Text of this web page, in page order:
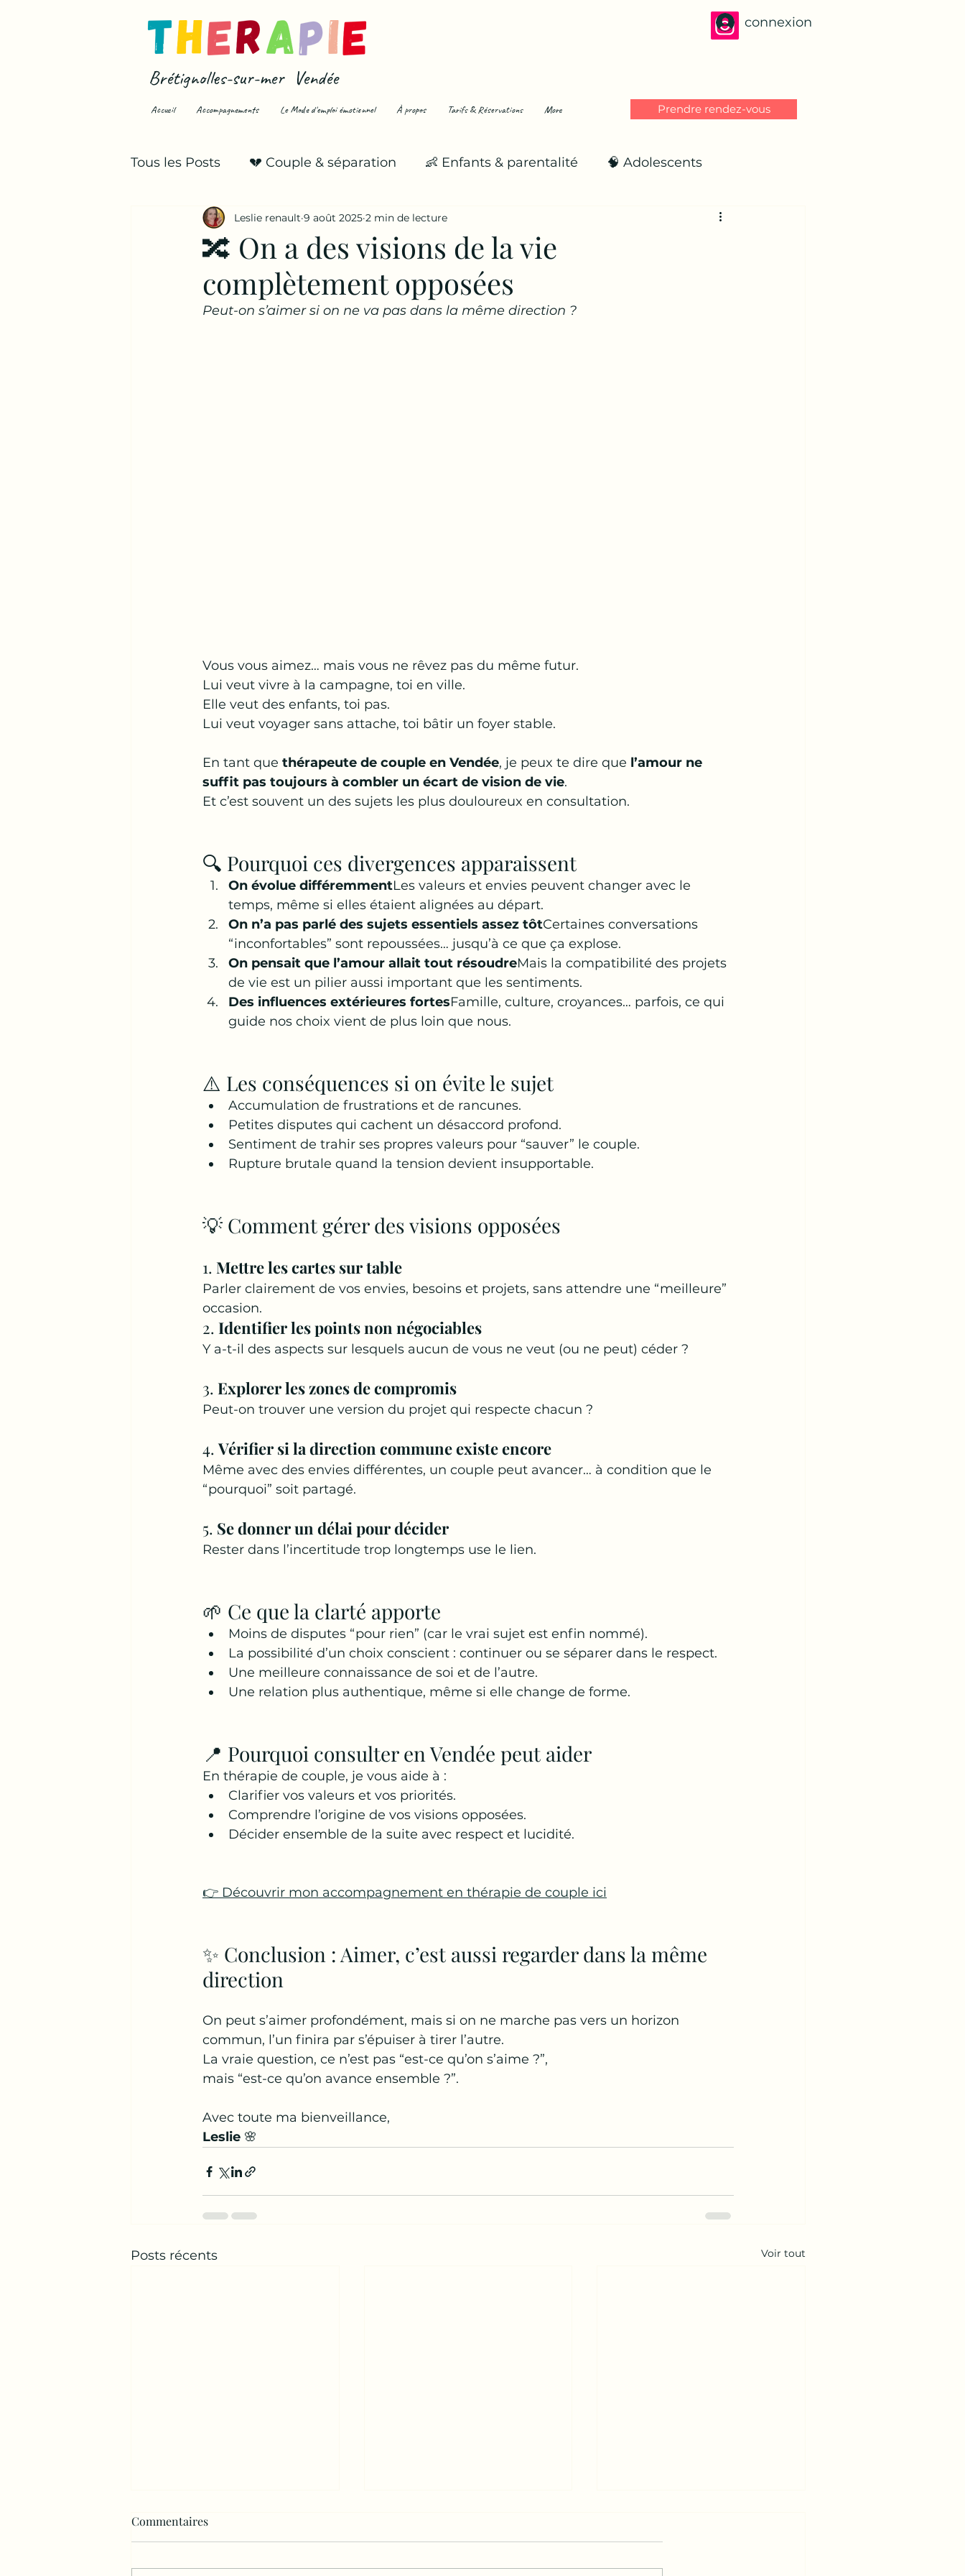
connexion
Brétignolles-sur-mer Vendée
Accueil Accompagnements Le Mode d'emploi émotionnel À propos Tarifs & Réservations More Prendre rendez-vous
Tous les Posts 💔 Couple & séparation 👶 Enfants & parentalité 🧠 Adolescents
💥 Infidélité & trahison 🌪️ Émotions fortes
🔀 On a des visions de la vie
complètement opposées
Leslie renault 9 août 2025 2 min de lecture
Peut-on s’aimer si on ne va pas dans la même direction ?
Vous vous aimez… mais vous ne rêvez pas du même futur.
Lui veut vivre à la campagne, toi en ville.
Elle veut des enfants, toi pas.
Lui veut voyager sans attache, toi bâtir un foyer stable.
En tant que thérapeute de couple en Vendée, je peux te dire que l’amour ne
suffit pas toujours à combler un écart de vision de vie.
Et c’est souvent un des sujets les plus douloureux en consultation.
🔍 Pourquoi ces divergences apparaissent
On évolue différemmentLes valeurs et envies peuvent changer avec le
temps, même si elles étaient alignées au départ.
On n’a pas parlé des sujets essentiels assez tôtCertaines conversations
“inconfortables” sont repoussées… jusqu’à ce que ça explose.
On pensait que l’amour allait tout résoudreMais la compatibilité des projets
de vie est un pilier aussi important que les sentiments.
Des influences extérieures fortesFamille, culture, croyances… parfois, ce qui
guide nos choix vient de plus loin que nous.
⚠️ Les conséquences si on évite le sujet
Accumulation de frustrations et de rancunes.
Petites disputes qui cachent un désaccord profond.
Sentiment de trahir ses propres valeurs pour “sauver” le couple.
Rupture brutale quand la tension devient insupportable.
💡 Comment gérer des visions opposées
1. Mettre les cartes sur table
Parler clairement de vos envies, besoins et projets, sans attendre une “meilleure”
occasion.
2. Identifier les points non négociables
Y a-t-il des aspects sur lesquels aucun de vous ne veut (ou ne peut) céder ?
3. Explorer les zones de compromis
Peut-on trouver une version du projet qui respecte chacun ?
4. Vérifier si la direction commune existe encore
Même avec des envies différentes, un couple peut avancer… à condition que le
“pourquoi” soit partagé.
5. Se donner un délai pour décider
Rester dans l’incertitude trop longtemps use le lien.
🌱 Ce que la clarté apporte
Moins de disputes “pour rien” (car le vrai sujet est enfin nommé).
La possibilité d’un choix conscient : continuer ou se séparer dans le respect.
Une meilleure connaissance de soi et de l’autre.
Une relation plus authentique, même si elle change de forme.
📍 Pourquoi consulter en Vendée peut aider
En thérapie de couple, je vous aide à :
Clarifier vos valeurs et vos priorités.
Comprendre l’origine de vos visions opposées.
Décider ensemble de la suite avec respect et lucidité.
👉 Découvrir mon accompagnement en thérapie de couple ici
✨ Conclusion : Aimer, c’est aussi regarder dans la même
direction
On peut s’aimer profondément, mais si on ne marche pas vers un horizon
commun, l’un finira par s’épuiser à tirer l’autre.
La vraie question, ce n’est pas “est-ce qu’on s’aime ?”,
mais “est-ce qu’on avance ensemble ?”.
Avec toute ma bienveillance,
Leslie 🌸
Posts récents Voir tout
Commentaires